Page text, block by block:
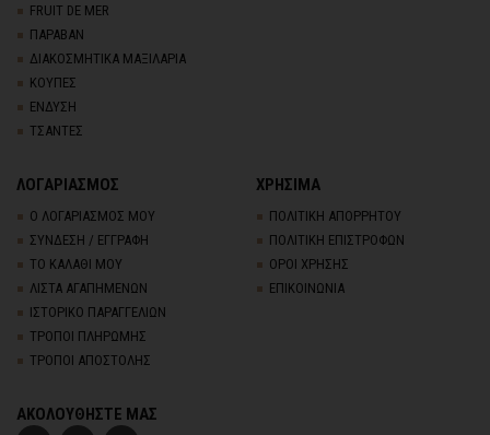
FRUIT DE MER
ΠΑΡΑΒΑΝ
ΔΙΑΚΟΣΜΗΤΙΚΑ ΜΑΞΙΛΑΡΙΑ
ΚΟΥΠΕΣ
ΕΝΔΥΣΗ
ΤΣΑΝΤΕΣ
ΛΟΓΑΡΙΑΣΜΟΣ
Ο ΛΟΓΑΡΙΑΣΜΟΣ ΜΟΥ
ΣΥΝΔΕΣΗ / ΕΓΓΡΑΦΗ
ΤΟ ΚΑΛΑΘΙ ΜΟΥ
ΛΙΣΤΑ ΑΓΑΠΗΜΕΝΩΝ
ΙΣΤΟΡΙΚΟ ΠΑΡΑΓΓΕΛΙΩΝ
ΤΡΟΠΟΙ ΠΛΗΡΩΜΗΣ
ΤΡΟΠΟΙ ΑΠΟΣΤΟΛΗΣ
ΧΡΗΣΙΜΑ
ΠΟΛΙΤΙΚΗ ΑΠΟΡΡΗΤΟΥ
ΠΟΛΙΤΙΚΗ ΕΠΙΣΤΡΟΦΩΝ
ΟΡΟΙ ΧΡΗΣΗΣ
ΕΠΙΚΟΙΝΩΝΙΑ
ΑΚΟΛΟΥΘΗΣΤΕ ΜΑΣ